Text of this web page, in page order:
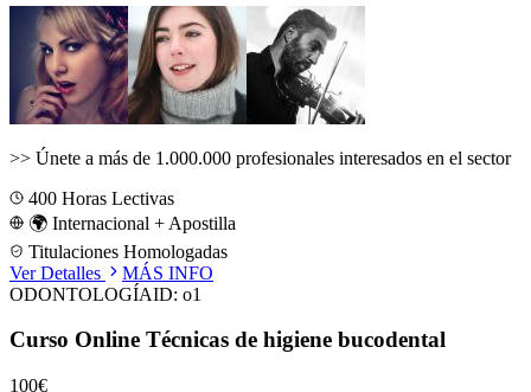
>> Únete a más de 1.000.000 profesionales interesados en el sector
400 Horas Lectivas
🌍 Internacional + Apostilla
Titulaciones Homologadas
Ver Detalles
MÁS INFO
ODONTOLOGÍAID: o1
Curso Online Técnicas de higiene bucodental
100€